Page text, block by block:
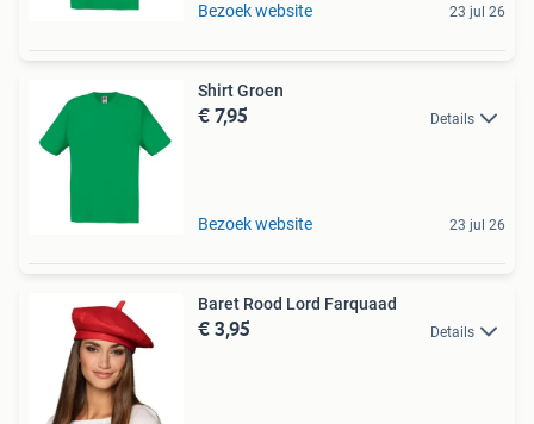
Bezoek website 23 jul 26
Shirt Groen
€ 7,95 Details
Bezoek website 23 jul 26
Baret Rood Lord Farquaad
€ 3,95 Details